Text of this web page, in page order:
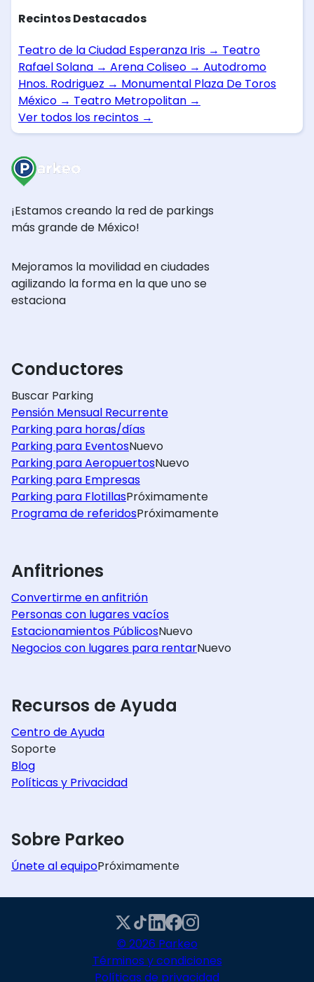
Recintos Destacados
Teatro de la Ciudad Esperanza Iris → Teatro
Rafael Solana → Arena Coliseo → Autodromo
Hnos. Rodriguez → Monumental Plaza De Toros
México → Teatro Metropolitan →
Ver todos los recintos →
¡Estamos creando la red de parkings
más grande de México!
Mejoramos la movilidad en ciudades
agilizando la forma en la que uno se
estaciona
Conductores
Buscar Parking
Pensión Mensual Recurrente
Parking para horas/días
Parking para EventosNuevo
Parking para AeropuertosNuevo
Parking para Empresas
Parking para FlotillasPróximamente
Programa de referidosPróximamente
Anfitriones
Convertirme en anfitrión
Personas con lugares vacíos
Estacionamientos PúblicosNuevo
Negocios con lugares para rentarNuevo
Recursos de Ayuda
Centro de Ayuda
Soporte
Blog
Políticas y Privacidad
Sobre Parkeo
Únete al equipoPróximamente
© 2026 Parkeo
Términos y condiciones
Políticas de privacidad